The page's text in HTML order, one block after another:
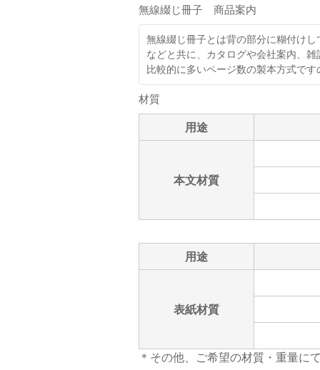
無線綴じ冊子 商品案内
無線綴じ冊子とは背の部分に糊付け
などと共に、カタログや会社案内、
比較的に多いページ数の製本方式で
材質
用途
本文材質
用途
表紙材質
＊その他、ご希望の材質・重量に